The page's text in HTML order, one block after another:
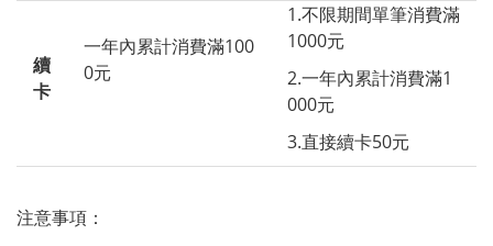
續
卡
一年內累計消費滿100
0元
1.不限期間單筆消費滿
1000元
2.一年內累計消費滿1
000元
3.直接續卡50元
注意事項：